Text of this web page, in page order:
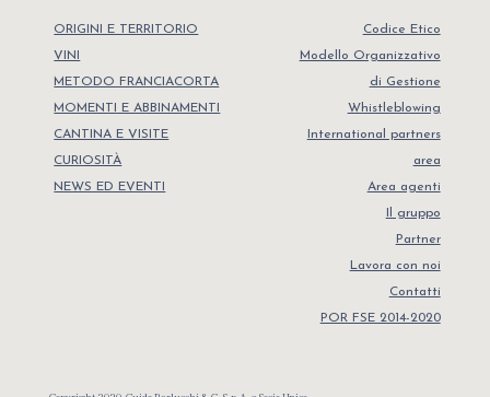
ORIGINI E TERRITORIO
VINI
METODO FRANCIACORTA
MOMENTI E ABBINAMENTI
CANTINA E VISITE
CURIOSITÀ
NEWS ED EVENTI
Codice Etico
Modello Organizzativo
di Gestione
Whistleblowing
International partners
area
Area agenti
Il gruppo
Partner
Lavora con noi
Contatti
POR FSE 2014-2020